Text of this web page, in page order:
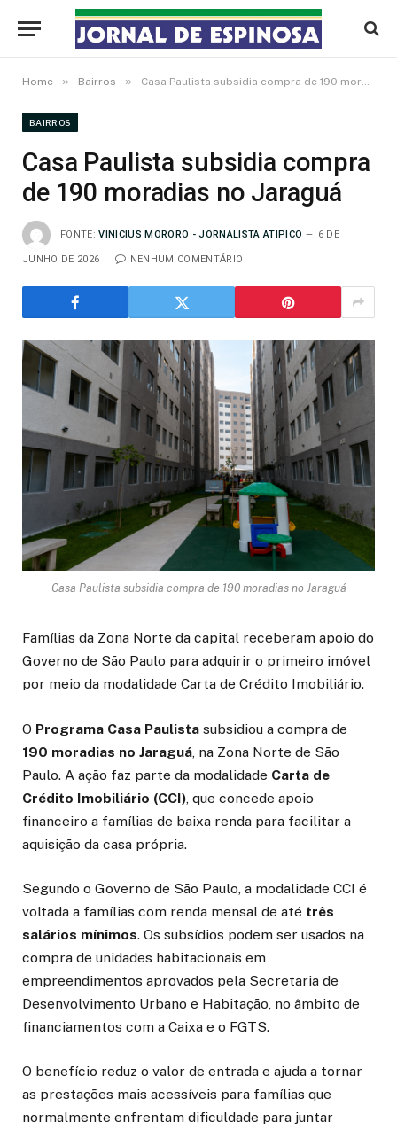
Home » Bairros » Casa Paulista subsidia compra de 190 moradias no Jaraguá
BAIRROS
Casa Paulista subsidia compra
de 190 moradias no Jaraguá
FONTE: VINICIUS MORORO - JORNALISTA ATIPICO 6 DE
JUNHO DE 2026 NENHUM COMENTÁRIO
Casa Paulista subsidia compra de 190 moradias no Jaraguá
Famílias da Zona Norte da capital receberam apoio do
Governo de São Paulo para adquirir o primeiro imóvel
por meio da modalidade Carta de Crédito Imobiliário.
O Programa Casa Paulista subsidiou a compra de
190 moradias no Jaraguá , na Zona Norte de São
Paulo. A ação faz parte da modalidade Carta de
Crédito Imobiliário (CCI) , que concede apoio
financeiro a famílias de baixa renda para facilitar a
aquisição da casa própria.
Segundo o Governo de São Paulo, a modalidade CCI é
voltada a famílias com renda mensal de até três
salários mínimos. Os subsídios podem ser usados na
compra de unidades habitacionais em
empreendimentos aprovados pela Secretaria de
Desenvolvimento Urbano e Habitação, no âmbito de
financiamentos com a Caixa e o FGTS.
O benefício reduz o valor de entrada e ajuda a tornar
as prestações mais acessíveis para famílias que
normalmente enfrentam dificuldade para juntar